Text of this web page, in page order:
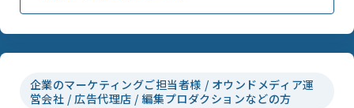
企業のマーケティングご担当者様 / オウンドメディア運
営会社 / 広告代理店 / 編集プロダクションなどの方